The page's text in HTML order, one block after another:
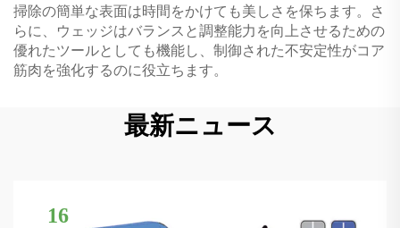
掃除の簡単な表面は時間をかけても美しさを保ちます。さ
らに、ウェッジはバランスと調整能力を向上させるための
優れたツールとしても機能し、制御された不安定性がコア
筋肉を強化するのに役立ちます。
最新ニュース
16